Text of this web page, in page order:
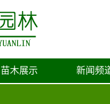
苗木展示 新闻频